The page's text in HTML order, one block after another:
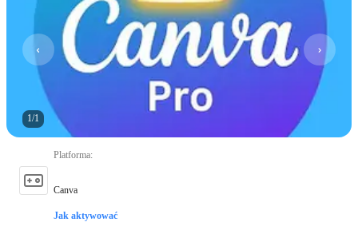
1/1
Platforma:
Canva
Jak aktywować